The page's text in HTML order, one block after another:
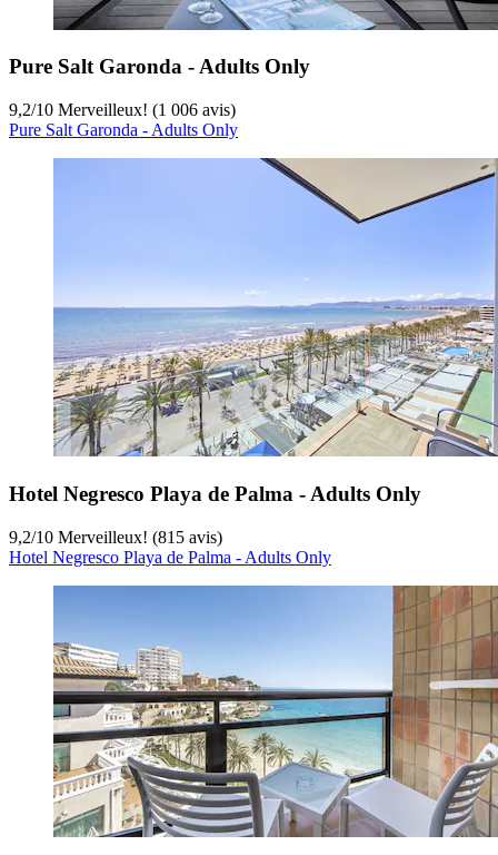
Pure Salt Garonda - Adults Only
9,2/10 Merveilleux! (1 006 avis)
Pure Salt Garonda - Adults Only
Hotel Negresco Playa de Palma - Adults Only
9,2/10 Merveilleux! (815 avis)
Hotel Negresco Playa de Palma - Adults Only